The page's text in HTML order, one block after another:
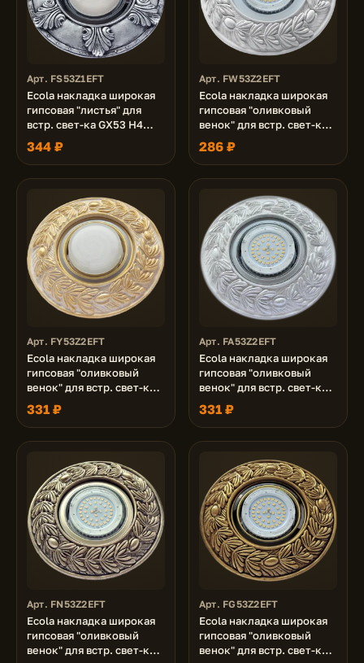
Арт. FS53Z1EFT
Ecola накладка широкая
гипсовая "листья" для
встр. свет-ка GX53 H4
черненое серебро 19х195
344 ₽
Арт. FW53Z2EFT
Ecola накладка широкая
гипсовая "оливковый
венок" для встр. свет-ка
GX53 H4 белая 23х195
286 ₽
Арт. FY53Z2EFT
Ecola накладка широкая
гипсовая "оливковый
венок" для встр. свет-ка
GX53 H4 золото на белом
23х195
331 ₽
Арт. FA53Z2EFT
Ecola накладка широкая
гипсовая "оливковый
венок" для встр. свет-ка
GX53 H4 серебро на
белом 23х195
331 ₽
Арт. FN53Z2EFT
Ecola накладка широкая
гипсовая "оливковый
венок" для встр. свет-ка
Арт. FG53Z2EFT
Ecola накладка широкая
гипсовая "оливковый
венок" для встр. свет-ка